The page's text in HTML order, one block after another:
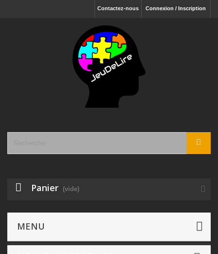
Connexion / Inscription
Contactez-nous
Panier (vide)
MENU DodoGames